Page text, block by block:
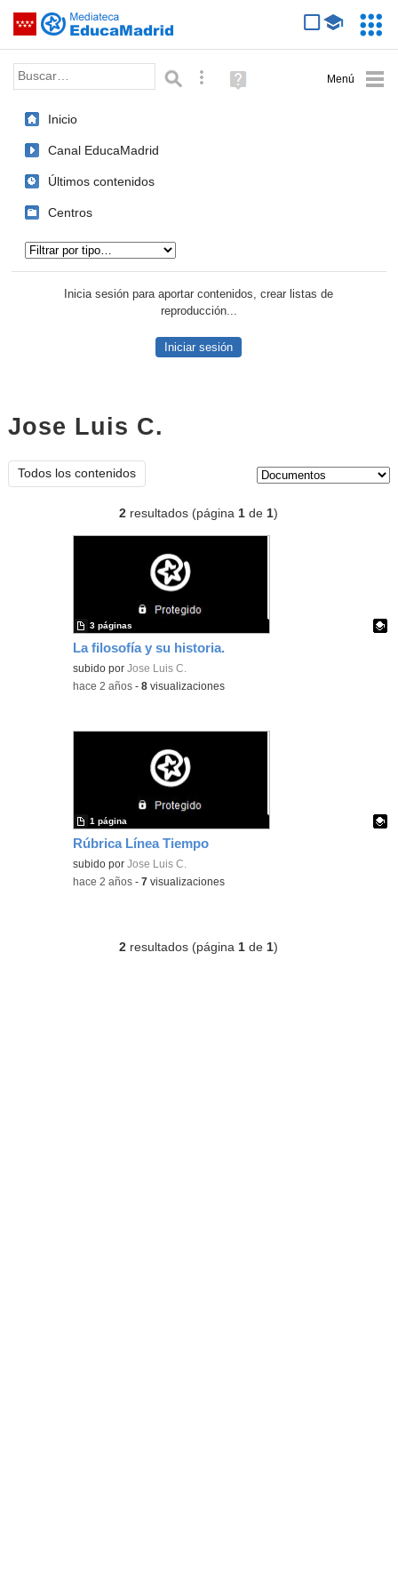
Saltar navegación
Palabra o frase: Búsqueda avanzada
Ayuda
(en
Inicio
Canal EducaMadrid
Últimos contenidos
Centros
Inicia sesión para aportar contenidos, crear listas de
reproducción...
Iniciar sesión
Jose Luis C.
Todos los contenidos
2 resultados (página1 de1)
La filosofía y su historia.
Contenido educativo.
subido porJose Luis C.
3 páginas
-hace 2 años -8 visualizaciones
Rúbrica Línea Tiempo
Contenido educativo.
subido porJose Luis C.
1 página
-hace 2 años -7 visualizaciones
2 resultados (página 1 de 1)